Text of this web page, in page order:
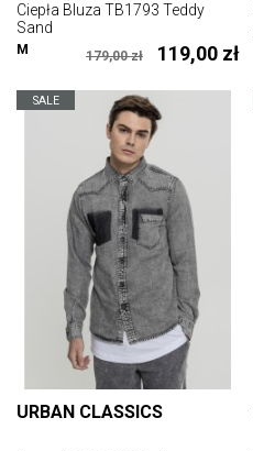
Ciepła Bluza TB1793 Teddy
Sand
119,00 zł
179,00 zł
M
SALE
URBAN CLASSICS